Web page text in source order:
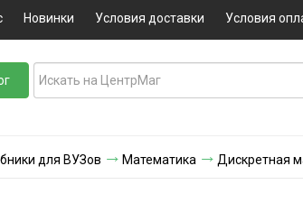
Новинки Условия доставки Условия
для ВУЗов Математика Дискретная